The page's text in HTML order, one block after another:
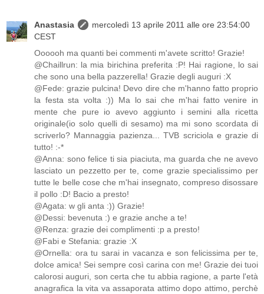
Anastasia
mercoledì 13 aprile 2011 alle ore 23:54:00
CEST
Oooooh ma quanti bei commenti m'avete scritto! Grazie!
@Chaillrun: la mia birichina preferita :P! Hai ragione, lo sai
che sono una bella pazzerella! Grazie degli auguri :X
@Fede: grazie pulcina! Devo dire che m'hanno fatto proprio
la festa sta volta :)) Ma lo sai che m'hai fatto venire in
mente che pure io avevo aggiunto i semini alla ricetta
originale(io solo quelli di sesamo) ma mi sono scordata di
scriverlo? Mannaggia pazienza... TVB scriciola e grazie di
tutto! :-*
@Anna: sono felice ti sia piaciuta, ma guarda che ne avevo
lasciato un pezzetto per te, come grazie specialissimo per
tutte le belle cose che m'hai insegnato, compreso disossare
il pollo :D! Bacio a presto!
@Agata: w gli anta :)) Grazie!
@Dessi: bevenuta :) e grazie anche a te!
@Renza: grazie dei complimenti :p a presto!
@Fabi e Stefania: grazie :X
@Ornella: ora tu sarai in vacanza e son felicissima per te,
dolce amica! Sei sempre così carina con me! Grazie dei tuoi
calorosi auguri, son certa che tu abbia ragione, a parte l'età
anagrafica la vita va assaporata attimo dopo attimo, perchè